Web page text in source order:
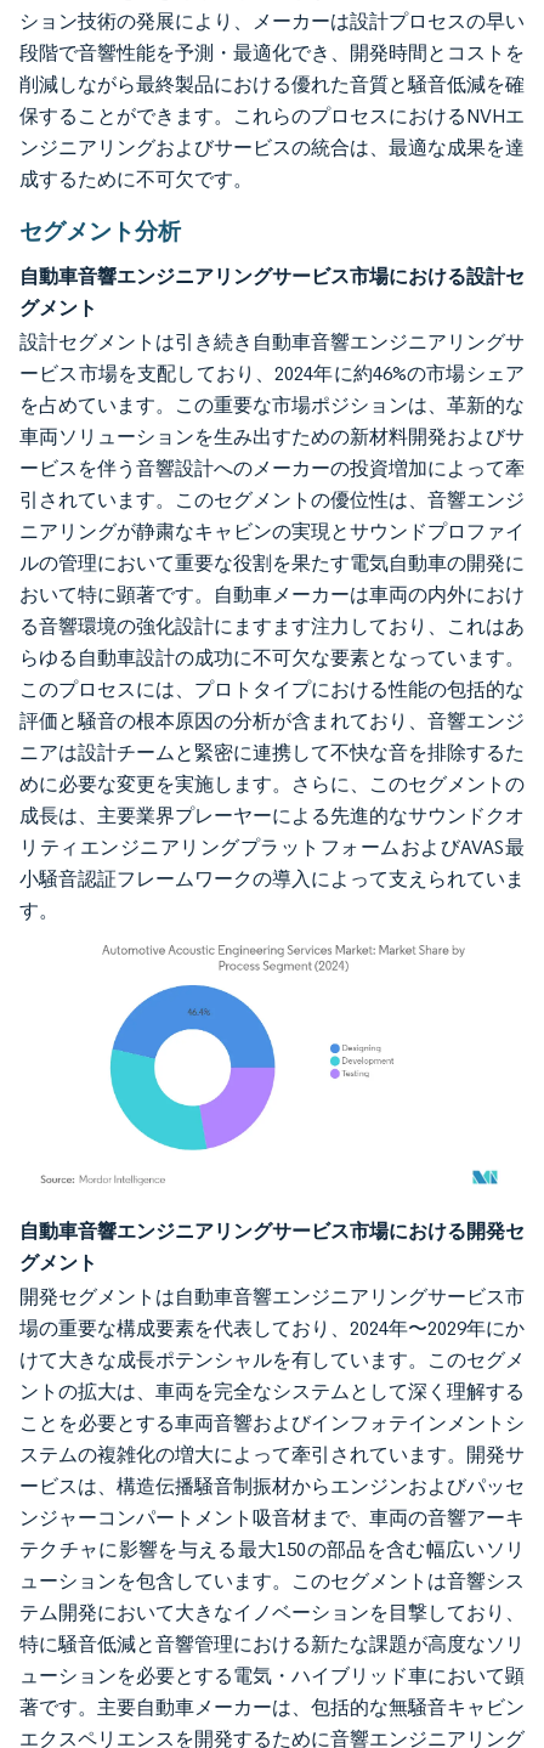
ション技術の発展により、メーカーは設計プロセスの早い
段階で音響性能を予測・最適化でき、開発時間とコストを
削減しながら最終製品における優れた音質と騒音低減を確
保することができます。これらのプロセスにおけるNVHエ
ンジニアリングおよびサービスの統合は、最適な成果を達
成するために不可欠です。
セグメント分析
自動車音響エンジニアリングサービス市場における設計セ
グメント
設計セグメントは引き続き自動車音響エンジニアリングサ
ービス市場を支配しており、2024年に約46%の市場シェア
を占めています。この重要な市場ポジションは、革新的な
車両ソリューションを生み出すための新材料開発およびサ
ービスを伴う音響設計へのメーカーの投資増加によって牽
引されています。このセグメントの優位性は、音響エンジ
ニアリングが静粛なキャビンの実現とサウンドプロファイ
ルの管理において重要な役割を果たす電気自動車の開発に
おいて特に顕著です。自動車メーカーは車両の内外におけ
る音響環境の強化設計にますます注力しており、これはあ
らゆる自動車設計の成功に不可欠な要素となっています。
このプロセスには、プロトタイプにおける性能の包括的な
評価と騒音の根本原因の分析が含まれており、音響エンジ
ニアは設計チームと緊密に連携して不快な音を排除するた
めに必要な変更を実施します。さらに、このセグメントの
成長は、主要業界プレーヤーによる先進的なサウンドクオ
リティエンジニアリングプラットフォームおよびAVAS最
小騒音認証フレームワークの導入によって支えられていま
す。
画像 © Mordor Intelligence。再利用にはCC BY 4.0の表示が必要です。
自動車音響エンジニアリングサービス市場における開発セ
グメント
開発セグメントは自動車音響エンジニアリングサービス市
場の重要な構成要素を代表しており、2024年〜2029年にか
けて大きな成長ポテンシャルを有しています。このセグメ
ントの拡大は、車両を完全なシステムとして深く理解する
ことを必要とする車両音響およびインフォテインメントシ
ステムの複雑化の増大によって牽引されています。開発サ
ービスは、構造伝播騒音制振材からエンジンおよびパッセ
ンジャーコンパートメント吸音材まで、車両の音響アーキ
テクチャに影響を与える最大150の部品を含む幅広いソリ
ューションを包含しています。このセグメントは音響シス
テム開発において大きなイノベーションを目撃しており、
特に騒音低減と音響管理における新たな課題が高度なソリ
ューションを必要とする電気・ハイブリッド車において顕
著です。主要自動車メーカーは、包括的な無騒音キャビン
エクスペリエンスを開発するために音響エンジニアリング